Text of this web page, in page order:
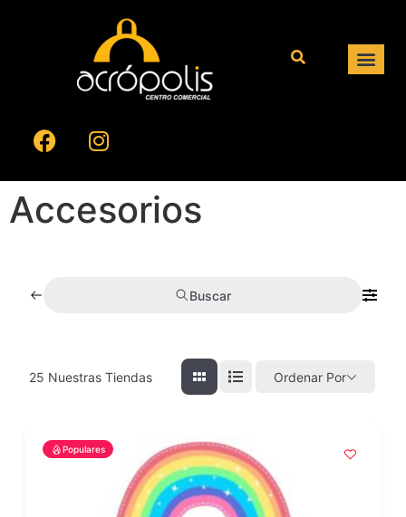
Accesorios
Buscar
25 Nuestras Tiendas Ordenar Por
Populares